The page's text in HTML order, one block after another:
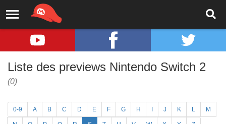
Liste des previews Nintendo Switch 2
(0)
0-9 A B C D E F G H J K L M